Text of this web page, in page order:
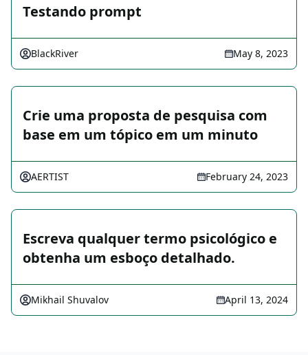
Testando prompt
BlackRiver May 8, 2023
Crie uma proposta de pesquisa com
base em um tópico em um minuto
AERTIST February 24, 2023
Escreva qualquer termo psicológico e
obtenha um esboço detalhado.
Mikhail Shuvalov April 13, 2024